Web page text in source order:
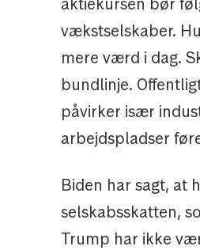
vækstselskaber.
mere værd i dag.
bundlinje.
påvirker især
arbejdspladser
Biden har sagt, at
selskabsskatten,
Trump har ikke